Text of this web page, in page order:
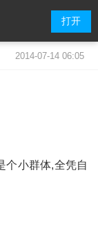
打开
2014-07-14 06:05
个小群体,全凭自